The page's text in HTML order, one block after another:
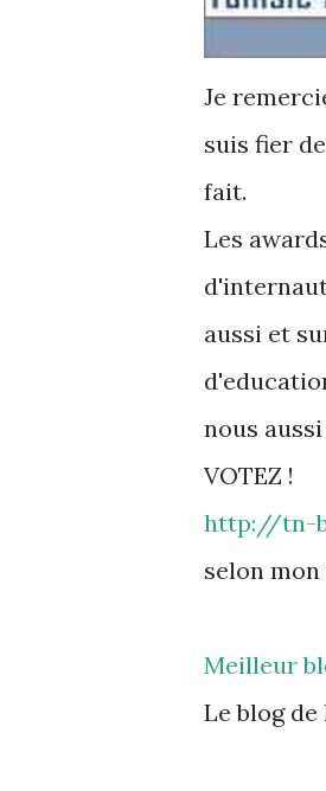
Je
suis fier
fait.
Les
aussi et
nous
VOTEZ !
http://tn-
selon
Meilleur
Le blog de